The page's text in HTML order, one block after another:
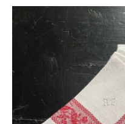
Déco
Mobilier
Vaisselle ancienne
Jouets anciens
Tissus